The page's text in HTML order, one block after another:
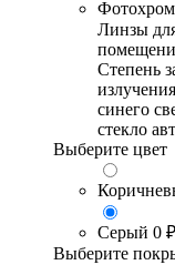
Линзы
Степень
синего
стекло
Выберите цвет
Серый 0 ₽
Выберите